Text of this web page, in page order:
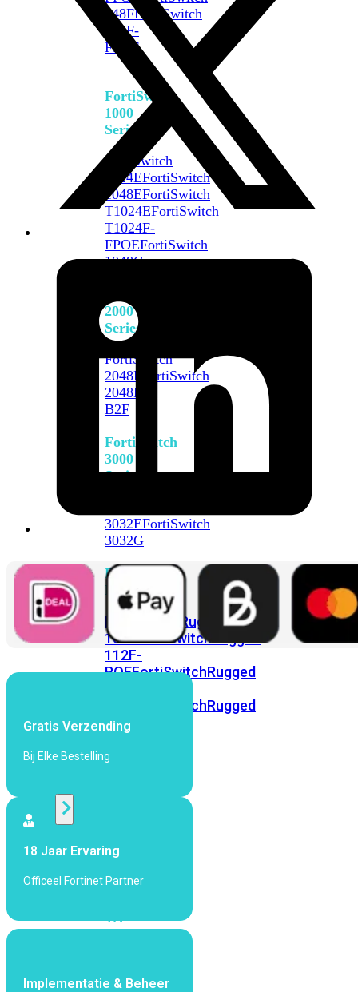
648FFortiSwitch
648F-
FPOE
FortiSwitch
1000
Series
FortiSwitch
1024EFortiSwitch
1048EFortiSwitch
T1024EFortiSwitch
T1024F-
FPOEFortiSwitch
1048G
2000
Series
FortiSwitch
2048F
FortiSwitch
2048F-
B2F
FortiSwitch
3000
Series
3032EFortiSwitch
3032G
FortiSwitch
Ruggedized
FortiSwitchRugged
108FFortiSwitchRugged
112F-
POEFortiSwitchRugged
FortiSwitchRugged
424F-
Access
bekijken
Wi-
Wi-
Gratis Verzending
Bij Elke Bestelling
18 Jaar Ervaring
Officeel Fortinet Partner
Implementatie & Beheer